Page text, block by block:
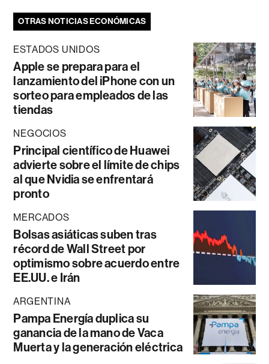
OTRAS NOTICIAS ECONÓMICAS
ESTADOS UNIDOS
Apple se prepara para el
lanzamiento del iPhone con un
sorteo para empleados de las
tiendas
NEGOCIOS
Principal científico de Huawei
advierte sobre el límite de chips
al que Nvidia se enfrentará
pronto
MERCADOS
Bolsas asiáticas suben tras
récord de Wall Street por
optimismo sobre acuerdo entre
EE.UU. e Irán
ARGENTINA
Pampa Energía duplica su
ganancia de la mano de Vaca
Muerta y la generación eléctrica